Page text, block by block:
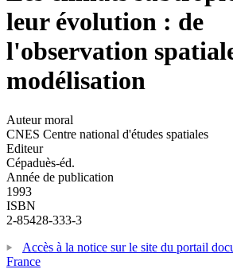
leur évolution : de
l'observation
modélisation
Auteur moral
CNES Centre national d'études spatiales
Editeur
Cépaduès-éd.
Année de publication
1993
ISBN
2-85428-333-3
Accès à la notice sur le site du portail
France